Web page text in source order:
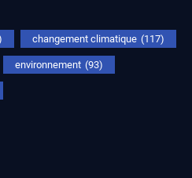
changement climatique (117)
environnement (93)